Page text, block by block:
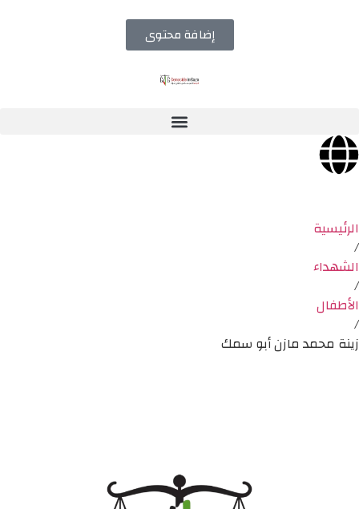
إضافة محتوى
الرئيسية
/
الشهداء
/
الأطفال
/
زينة محمد مازن أبو سمك